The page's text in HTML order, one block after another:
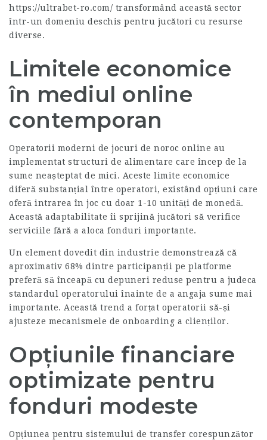
https://ultrabet-ro.com/ transformând această sector
într-un domeniu deschis pentru jucători cu resurse
diverse.
Limitele economice
în mediul online
contemporan
Operatorii moderni de jocuri de noroc online au
implementat structuri de alimentare care încep de la
sume neașteptat de mici. Aceste limite economice
diferă substanțial între operatori, existând opțiuni care
oferă intrarea în joc cu doar 1-10 unități de monedă.
Această adaptabilitate îi sprijină jucători să verifice
serviciile fără a aloca fonduri importante.
Un element dovedit din industrie demonstrează că
aproximativ 68% dintre participanții pe platforme
preferă să înceapă cu depuneri reduse pentru a judeca
standardul operatorului înainte de a angaja sume mai
importante. Această trend a forțat operatorii să-și
ajusteze mecanismele de onboarding a clienților.
Opțiunile financiare
optimizate pentru
fonduri modeste
Opțiunea pentru sistemului de transfer corespunzător